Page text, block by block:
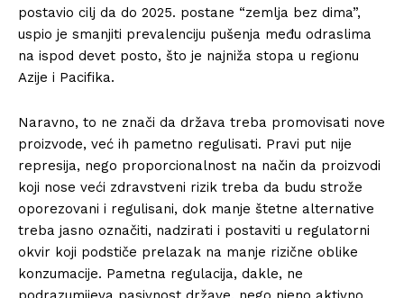
postavio cilj da do 2025. postane “zemlja bez dima”,
uspio je smanjiti prevalenciju pušenja među odraslima
na ispod devet posto, što je najniža stopa u regionu
Azije i Pacifika.
Naravno, to ne znači da država treba promovisati nove
proizvode, već ih pametno regulisati. Pravi put nije
represija, nego proporcionalnost na način da proizvodi
koji nose veći zdravstveni rizik treba da budu strože
oporezovani i regulisani, dok manje štetne alternative
treba jasno označiti, nadzirati i postaviti u regulatorni
okvir koji podstiče prelazak na manje rizične oblike
konzumacije. Pametna regulacija, dakle, ne